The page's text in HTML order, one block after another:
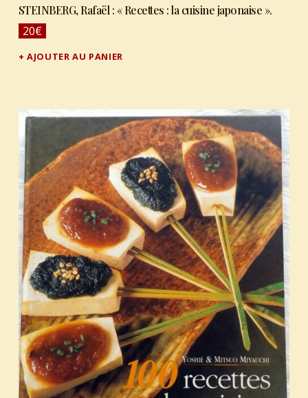
STEINBERG, Rafaël : « Recettes : la cuisine japonaise ».
20€
AJOUTER AU PANIER